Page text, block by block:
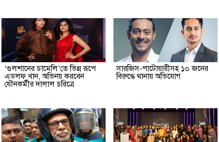
‘গুলশানের চামেলি’তে ভিন্ন রূপে
এডলফ খান, অভিনয় করবেন
যৌনকর্মীর দালাল চরিত্রে
সারজিস-পাটোয়ারীসহ ১০ জনের
বিরুদ্ধে থানায় অভিযোগ